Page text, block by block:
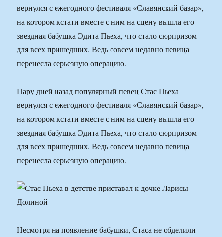
вернулся с ежегодного фестиваля «Славянский базар»,
на котором кстати вместе с ним на сцену вышла его
звездная бабушка Эдита Пьеха, что стало сюрпризом
для всех пришедших. Ведь совсем недавно певица
перенесла серьезную операцию.
Пару дней назад популярный певец Стас Пьеха
вернулся с ежегодного фестиваля «Славянский базар»,
на котором кстати вместе с ним на сцену вышла его
звездная бабушка Эдита Пьеха, что стало сюрпризом
для всех пришедших. Ведь совсем недавно певица
перенесла серьезную операцию.
Несмотря на появление бабушки, Стаса не обделили